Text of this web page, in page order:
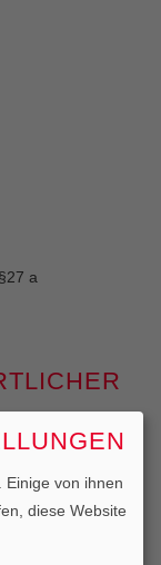
a
Einige von ihnen
diese Website